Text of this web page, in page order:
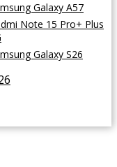
Galaxy A57
Note 15 Pro+ Plus
Galaxy S26